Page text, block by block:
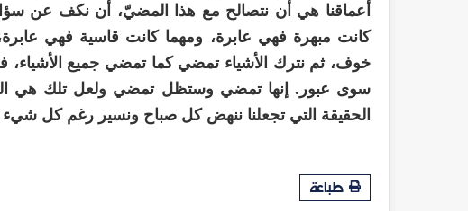
أعماقنا هي أن نتصالح مع هذا المضيّ، أن نكف عن
كانت مبهرة فهي عابرة، ومهما كانت قاسية فهي
خوف، ثم نترك الأشياء تمضي كما تمضي جميع
سوى عبور. إنها تمضي وستظل تمضي ولعل تلك هي
الحقيقة التي تجعلنا ننهض كل صباح ونسير رغم كل
طباعة